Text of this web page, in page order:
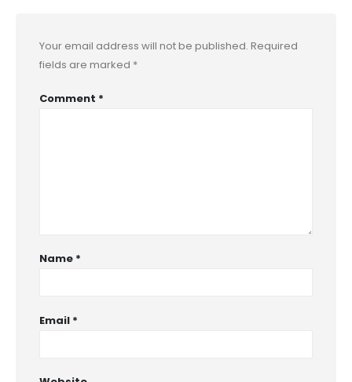
Your email address will not be published. Required
fields are marked *
Comment *
Name *
Email *